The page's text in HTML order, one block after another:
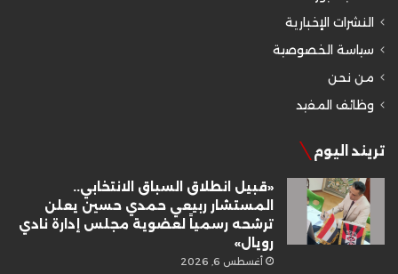
النشرات الإخبارية
سياسة الخصوصية
من نحن
وظائف المفيد
تريند اليوم
«قبيل انطلاق السباق الانتخابي..
المستشار ربيعي حمدي حسين يعلن
ترشحه رسمياً لعضوية مجلس إدارة نادي
رويال»
أغسطس 6, 2026